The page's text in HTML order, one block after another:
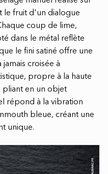
le fruit d'un dialogue
coup de lime,
dans le métal reflète
le fini satiné offre une
croisée à
propre à la haute
en un objet
répond à la vibration
bleue, créant une
unique.